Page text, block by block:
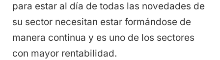
para estar al día de todas las novedades de
su sector necesitan estar formándose de
manera continua y es uno de los sectores
con mayor rentabilidad.